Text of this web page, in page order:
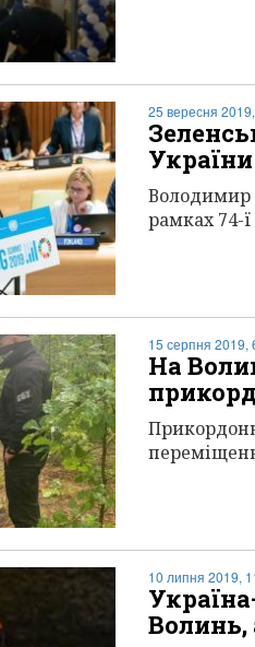
25 вересня
України
Володимир
рамках 74-ї
15 серпня 2019,
На
10 липня 2019,
Волинь,